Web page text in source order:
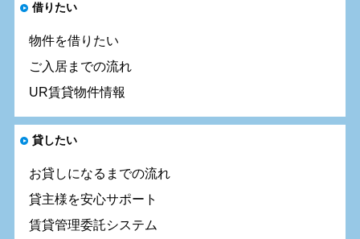
借りたい
物件を借りたい
ご入居までの流れ
UR賃貸物件情報
貸したい
お貸しになるまでの流れ
貸主様を安心サポート
賃貸管理委託システム